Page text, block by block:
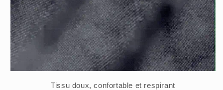
Tissu doux, confortable et respirant